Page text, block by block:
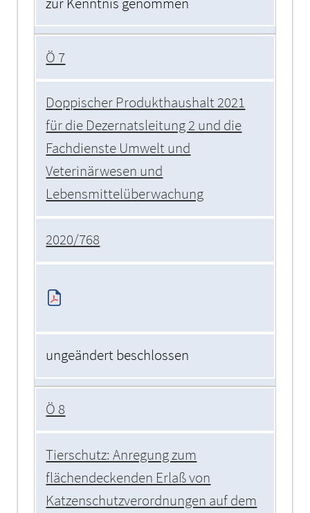
Ö 7
Doppischer Produkthaushalt 2021
für die Dezernatsleitung 2 und die
Fachdienste Umwelt und
Veterinärwesen und
Lebensmittelüberwachung
2020/768
ungeändert beschlossen
Ö 8
Tierschutz: Anregung zum
flächendeckenden Erlaß von
Katzenschutzverordnungen auf dem